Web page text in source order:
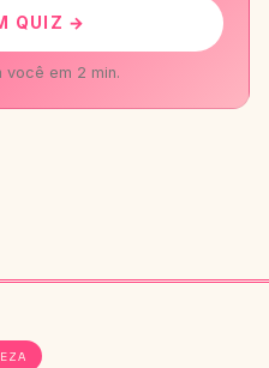
QUIZ →
em 2 min.